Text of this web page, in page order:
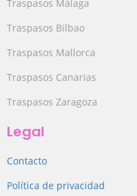
Traspasos Málaga
Traspasos Bilbao
Traspasos Mallorca
Traspasos Canarias
Traspasos Zaragoza
Legal
Contacto
Política de privacidad